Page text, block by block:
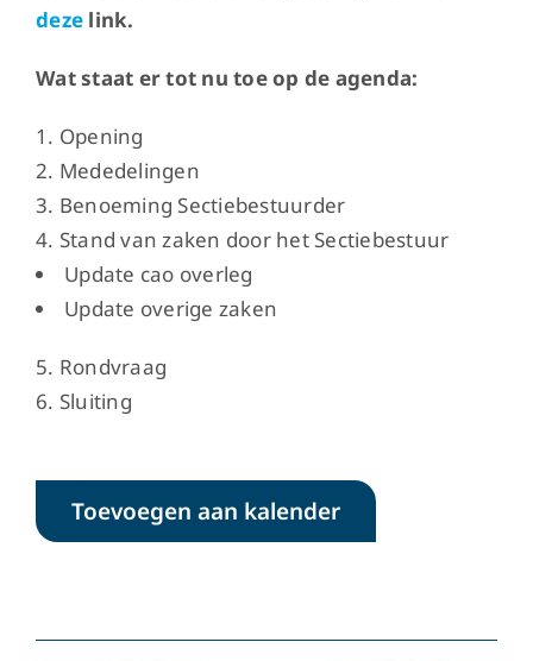
deze link.
Wat staat er tot nu toe op de agenda:
Opening
Mededelingen
Benoeming Sectiebestuurder
Stand van zaken door het Sectiebestuur
Update cao overleg
Update overige zaken
Rondvraag
Sluiting
Toevoegen aan kalender